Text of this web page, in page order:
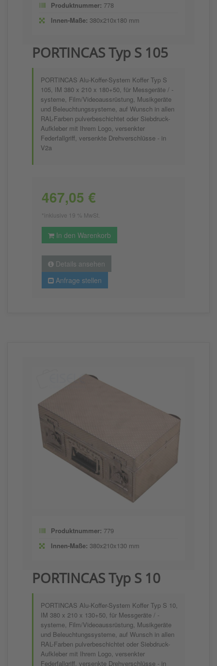
Produktnummer: 778
Innen-Maße: 380x210x180 mm
PORTINCAS Typ S 105
PORTINCAS Alu-Koffer-System Koffer Typ S
105, IM 380 x 210 x 180+50, für Messgeräte / -
systeme, Film/Videoaussrüstung, Musikgeräte
und Beleuchtungssysteme, auf Wunsch in allen
RAL-Farben pulverbeschichtet oder Siebdruck-
Aufkleber mit Ihrem Logo, versenkter
Federfallgriff, versenkte Drehverschlüsse - in
V2a
467,05 €
*inklusive 19 % MwSt.
In den Warenkorb
Details ansehen
Anfrage stellen
Produktnummer: 779
Innen-Maße: 380x210x130 mm
PORTINCAS Typ S 10
PORTINCAS Alu-Koffer-System Koffer Typ S 10,
IM 380 x 210 x 130+50, für Messgeräte / -
systeme, Film/Videoaussrüstung, Musikgeräte
und Beleuchtungssysteme, auf Wunsch in allen
RAL-Farben pulverbeschichtet oder Siebdruck-
Aufkleber mit Ihrem Logo, versenkter
Federfallgriff, versenkte Drehverschlüsse - in